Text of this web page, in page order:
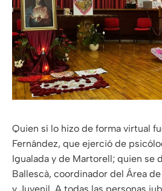
Quien sí lo hizo de forma virtual
Fernández, que ejerció de
Igualada y de Martorell; quien se
Ballescà, coordinador del Área